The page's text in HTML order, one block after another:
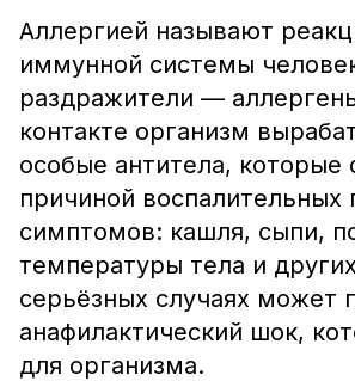
Аллергией называют
иммунной системы
раздражители —
контакте организм
особые антитела, которые
причиной воспалительных
симптомов: кашля, сыпи,
температуры тела и
серьёзных случаях может
анафилактический шок,
для организма.